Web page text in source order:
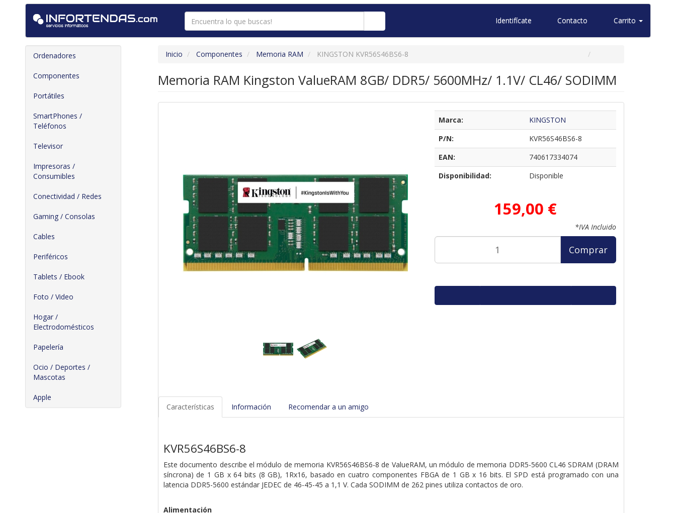
Identifícate Contacto Carrito
Ordenadores
Componentes
Portátiles
SmartPhones /
Teléfonos
Televisor
Impresoras /
Consumibles
Conectividad / Redes
Gaming / Consolas
Cables
Periféricos
Tablets / Ebook
Foto / Video
Hogar /
Electrodomésticos
Papelería
Ocio / Deportes /
Mascotas
Apple
Inicio Componentes Memoria RAM KINGSTON KVR56S46BS6-8
Memoria RAM Kingston ValueRAM 8GB/ DDR5/ 5600MHz/ 1.1V/ CL46/ SODIMM
Marca:
KINGSTON
P/N:
KVR56S46BS6-8
EAN:
740617334074
Disponibilidad:
Disponible
159,00 €
*IVA Incluido
Comprar
Características Información Recomendar a un amigo
KVR56S46BS6-8
Este documento describe el módulo de memoria KVR56S46BS6-8 de ValueRAM, un módulo de memoria DDR5-5600 CL46 SDRAM (DRAM
síncrona) de 1 GB x 64 bits (8 GB), 1Rx16, basado en cuatro componentes FBGA de 1 GB x 16 bits. El SPD está programado con una
latencia DDR5-5600 estándar JEDEC de 46-45-45 a 1,1 V. Cada SODIMM de 262 pines utiliza contactos de oro.
Alimentación